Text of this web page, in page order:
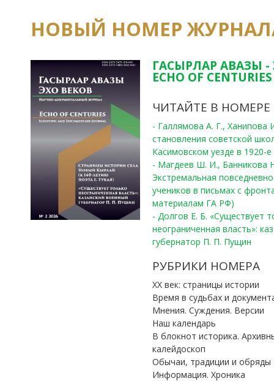
НОВЫЙ НОМЕР
ГАСЫРЛАР АВАЗЫ -
ECHO OF
ЧИТАЙТЕ В НОМЕРЕ
- Галлямова А. Г.,
становления советской
Касимовском уезде в 1920-е
- Магдеев Ш. И., Банникова
Экстремальная
учеников в письмах с
материалам ГА РФ)
- Долгов Е. Б. «Существует
неограниченная власть»:
губернатор П. П. Пущин
РУБРИКИ НОМЕРА
ХХ век: страницы истории
Время в судьбах и
Мнения. Суждения. Версии
Наш календарь
В блокнот историка.
калейдоскоп
Обычаи, традиции и обряды
Информация. Хроника